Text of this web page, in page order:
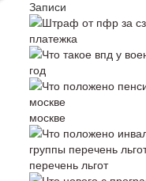
Записи
москве
перечень льгот